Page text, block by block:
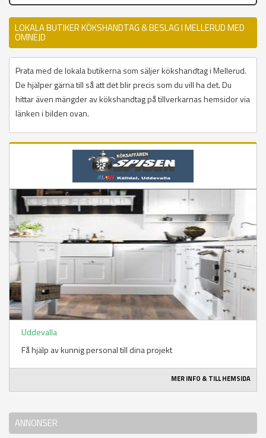
LOKALA BUTIKER KÖKSHANDTAG & BESLAG I MELLERUD MED
OMNEJD
Prata med de lokala butikerna som säljer kökshandtag i Mellerud.
De hjälper gärna till så att det blir precis som du vill ha det. Du
hittar även mängder av kökshandtag på tillverkarnas hemsidor via
länken i bilden ovan.
Uddevalla
Få hjälp av kunnig personal till dina projekt
MER INFO & TILL HEMSIDA
ANNONSER